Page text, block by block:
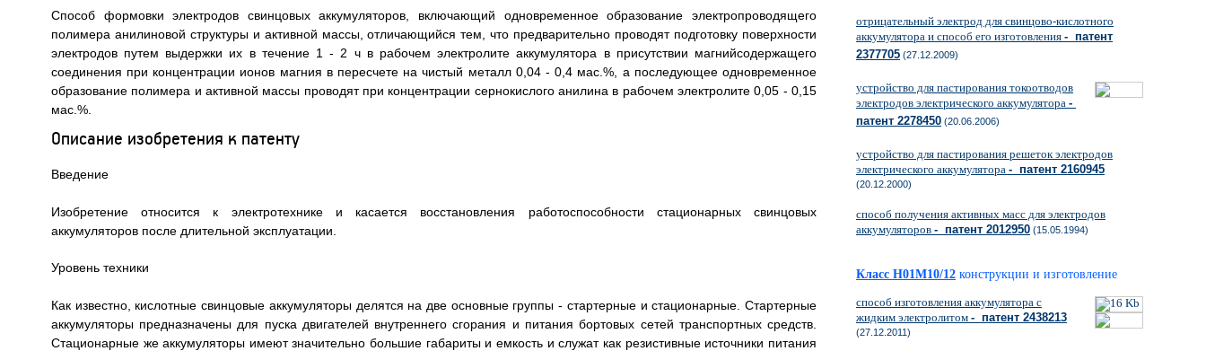
Способ формовки электродов свинцовых аккумуляторов, включающий одновременное образование электропроводящего
полимера анилиновой структуры и активной массы, отличающийся тем, что предварительно проводят подготовку поверхности
электродов путем выдержки их в течение 1 - 2 ч в рабочем электролите аккумулятора в присутствии магнийсодержащего
соединения при концентрации ионов магния в пересчете на чистый металл 0,04 - 0,4 мас.%, а последующее одновременное
образование полимера и активной массы проводят при концентрации сернокислого анилина в рабочем электролите 0,05 - 0,15
мас.%.
Описание изобретения к патенту
Введение
Изобретение относится к электротехнике и касается восстановления работоспособности стационарных свинцовых
аккумуляторов после длительной эксплуатации.
Уровень техники
Как известно, кислотные свинцовые аккумуляторы делятся на две основные группы - стартерные и стационарные. Стартерные
аккумуляторы предназначены для пуска двигателей внутреннего сгорания и питания бортовых сетей транспортных средств.
Стационарные же аккумуляторы имеют значительно большие габариты и емкость и служат как резистивные источники питания
отрицательный электрод для свинцово-кислотного
аккумулятора и способ его изготовления - патент
2377705 (27.12.2009)
устройство для пастирования токоотводов
электродов электрического аккумулятора -
патент 2278450 (20.06.2006)
устройство для пастирования решеток электродов
электрического аккумулятора - патент 2160945
(20.12.2000)
способ получения активных масс для электродов
аккумуляторов - патент 2012950 (15.05.1994)
Класс H01M10/12 конструкции и изготовление
способ изготовления аккумулятора с
жидким электролитом - патент 2438213
(27.12.2011)